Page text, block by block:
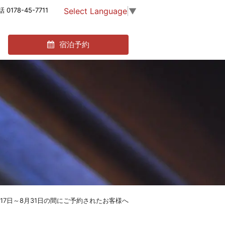
宿泊予約
0178-45-7711 Select Language ▼
日～8月31日の間にご予約されたお客様へ